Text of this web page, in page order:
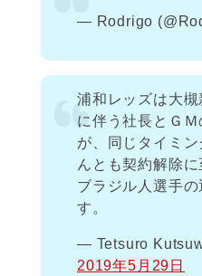
— Rodrigo
浦和レッズは大
に伴う社長とＧ
が、同じタイミ
んとも契約解除
ブラジル人選手
す。
— Tetsuro
2019年5月29日